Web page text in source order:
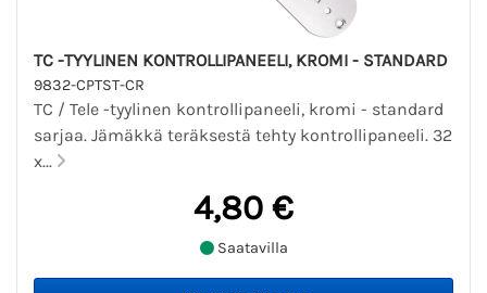
TC -TYYLINEN KONTROLLIPANEELI, KROMI - STANDARD
9832-CPTST-CR
TC / Tele -tyylinen kontrollipaneeli, kromi - standard
sarjaa. Jämäkkä teräksestä tehty kontrollipaneeli. 32
x...
4,80 €
Saatavilla